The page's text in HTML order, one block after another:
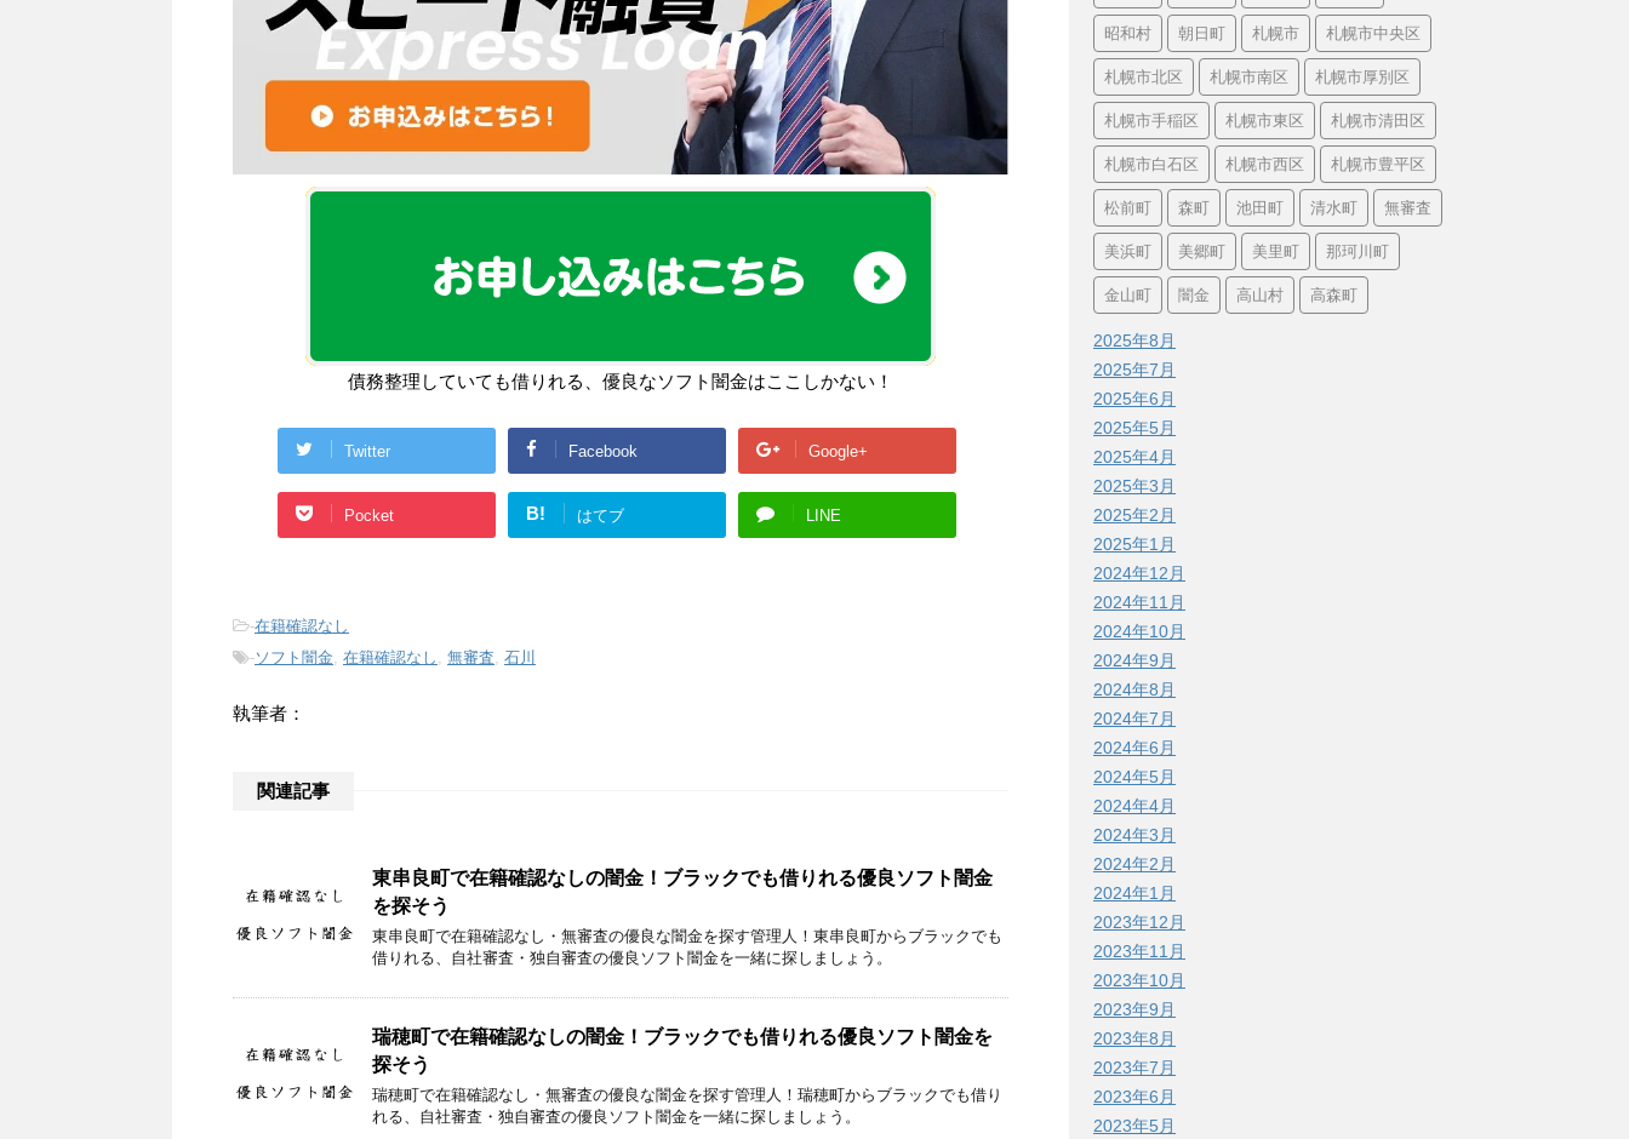
債務整理していても借りれる、優良なソフト闇金はここしかない！
Twitter Facebook Google+
Pocket B! はてブ LINE
-在籍確認なし
-ソフト闇金, 在籍確認なし , 無審査, 石川
執筆者：
関連記事
東串良町で在籍確認なしの闇金！ブラックでも借りれる優良ソフト闇金
を探そう
東串良町で在籍確認なし・無審査の優良な闇金を探す管理人！東串良町からブラックでも
借りれる、自社審査・独自審査の優良ソフト闇金を一緒に探しましょう。
瑞穂町で在籍確認なしの闇金！ブラックでも借りれる優良ソフト闇金を
探そう
瑞穂町で在籍確認なし・無審査の優良な闇金を探す管理人！瑞穂町からブラックでも借り
れる、自社審査・独自審査の優良ソフト闇金を一緒に探しましょう。
昭和村 朝日町 札幌市 札幌市中央区
札幌市北区 札幌市南区 札幌市厚別区
札幌市手稲区 札幌市東区 札幌市清田区
札幌市白石区 札幌市西区 札幌市豊平区
松前町 森町 池田町 清水町 無審査
美浜町 美郷町 美里町 那珂川町
金山町 闇金 高山村 高森町
2025年8月
2025年7月
2025年6月
2025年5月
2025年4月
2025年3月
2025年2月
2025年1月
2024年12月
2024年11月
2024年10月
2024年9月
2024年8月
2024年7月
2024年6月
2024年5月
2024年4月
2024年3月
2024年2月
2024年1月
2023年12月
2023年11月
2023年10月
2023年9月
2023年8月
2023年7月
2023年6月
2023年5月